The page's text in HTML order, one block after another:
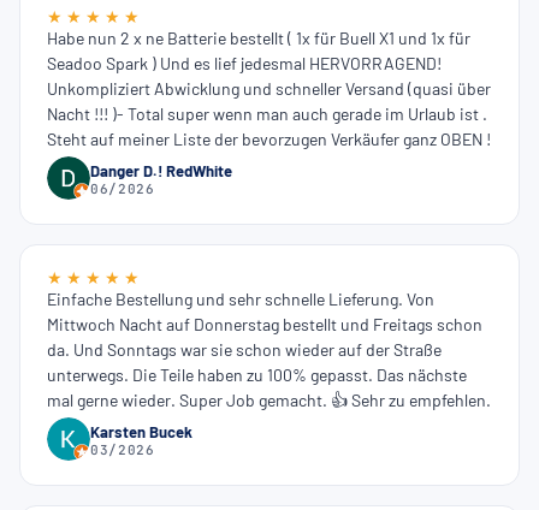
★ ★ ★ ★ ★
Habe nun 2 x ne Batterie bestellt ( 1x für Buell X1 und 1x für
Seadoo Spark ) Und es lief jedesmal HERVORRAGEND!
Unkompliziert Abwicklung und schneller Versand (quasi über
Nacht !!! )- Total super wenn man auch gerade im Urlaub ist .
Steht auf meiner Liste der bevorzugen Verkäufer ganz OBEN !
Danger D.! RedWhite
06/2026
★ ★ ★ ★ ★
Einfache Bestellung und sehr schnelle Lieferung. Von
Mittwoch Nacht auf Donnerstag bestellt und Freitags schon
da. Und Sonntags war sie schon wieder auf der Straße
unterwegs. Die Teile haben zu 100% gepasst. Das nächste
mal gerne wieder. Super Job gemacht. 👍 Sehr zu empfehlen.
Karsten Bucek
03/2026